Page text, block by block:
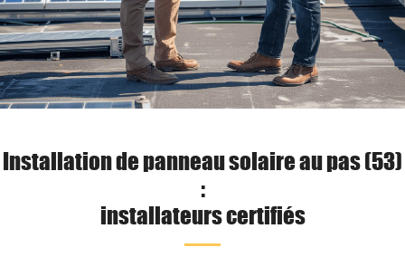
Installation de panneau solaire au pas (53)
:
installateurs certifiés